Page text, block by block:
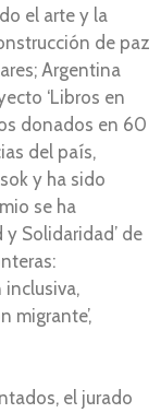
el arte y la
de paz
Argentina
‘Libros en
donados en 60
del país,
y ha sido
se ha
Solidaridad’ de
inclusiva,
migrante’,
el jurado